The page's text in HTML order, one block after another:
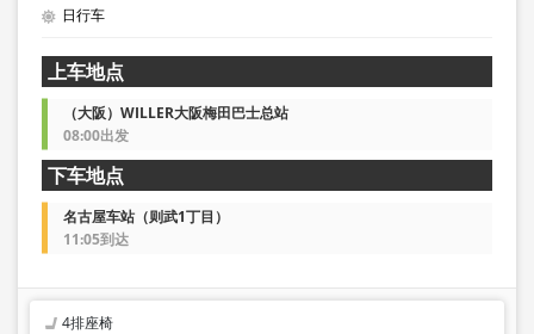
日行车
上车地点
（大阪）WILLER大阪梅田巴士总站
08:00出发
下车地点
名古屋车站（则武1丁目）
11:05到达
4排座椅